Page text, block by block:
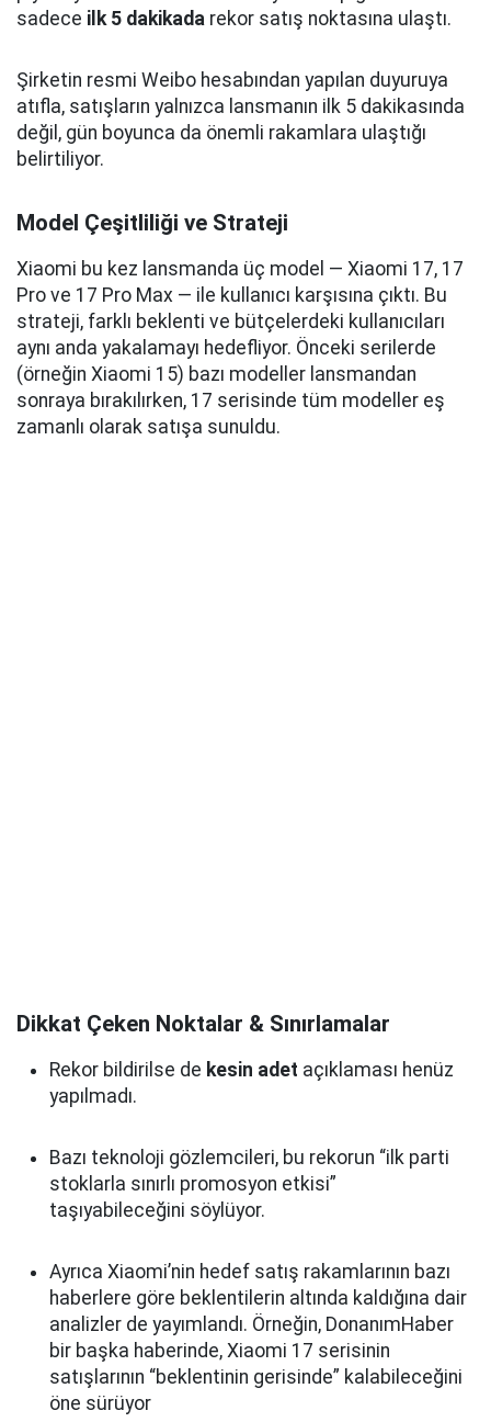
sadece ilk 5 dakikada rekor satış noktasına ulaştı.
Şirketin resmi Weibo hesabından yapılan duyuruya
atıfla, satışların yalnızca lansmanın ilk 5 dakikasında
değil, gün boyunca da önemli rakamlara ulaştığı
belirtiliyor.
Model Çeşitliliği ve Strateji
Xiaomi bu kez lansmanda üç model — Xiaomi 17, 17
Pro ve 17 Pro Max — ile kullanıcı karşısına çıktı. Bu
strateji, farklı beklenti ve bütçelerdeki kullanıcıları
aynı anda yakalamayı hedefliyor. Önceki serilerde
(örneğin Xiaomi 15) bazı modeller lansmandan
sonraya bırakılırken, 17 serisinde tüm modeller eş
zamanlı olarak satışa sunuldu.
Dikkat Çeken Noktalar & Sınırlamalar
Rekor bildirilse de kesin adet açıklaması henüz
yapılmadı.
Bazı teknoloji gözlemcileri, bu rekorun “ilk parti
stoklarla sınırlı promosyon etkisi”
taşıyabileceğini söylüyor.
Ayrıca Xiaomi’nin hedef satış rakamlarının bazı
haberlere göre beklentilerin altında kaldığına dair
analizler de yayımlandı. Örneğin, DonanımHaber
bir başka haberinde, Xiaomi 17 serisinin
satışlarının “beklentinin gerisinde” kalabileceğini
öne sürüyor